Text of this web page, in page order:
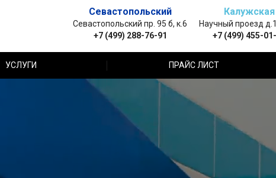
Севастопольский
Севастопольский пр. 95 б, к.6
+7 (499) 288-76-91
Калужская
Научный проезд
+7 (499) 455-
УСЛУГИ ПРАЙС ЛИСТ